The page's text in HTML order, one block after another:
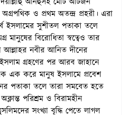
ও প্রথম অতন্দ্র প্রহরী। এরা
ইসলামের সুশীতল পতাকা তলে
মানুষের বিরোধিতা স্বত্বেও তার
নবীর আনিত দীনের
গ্রহণের পর আরব জাহানে
এক করে মানুষ ইসলামে প্রবেশ
পতাকা তলে তারা সমবেত হতে
পরিশ্রম ও বিরামহীন
সংখ্যা বৃদ্ধি পেতে লাগল